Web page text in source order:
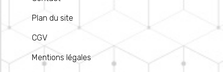
Plan du site
CGV
Mentions légales